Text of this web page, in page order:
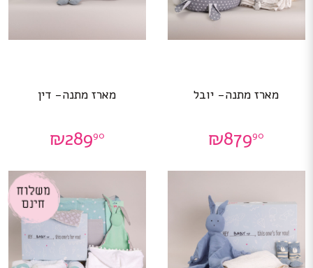
מארז מתנה- יובל
₪87990
מארז מתנה- דין
₪28990